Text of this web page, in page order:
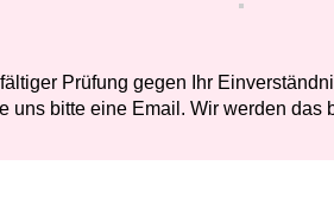
Prüfung gegen Ihr
uns bitte eine Email. Wir werden